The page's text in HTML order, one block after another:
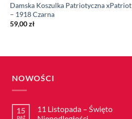
Damska Koszulka Patriotyczna xPatriot
– 1918 Czarna
59,00zł
NOWOŚCI
15
paź
11 Listopada – Święto